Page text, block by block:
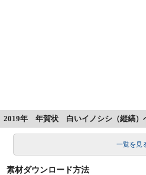
2019年 年賀状 白いイノシシ（縦縞）
一覧を見
素材ダウンロード方法